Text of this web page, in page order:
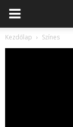
Kezdőlap Színes